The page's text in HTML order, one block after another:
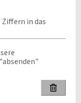
in das
